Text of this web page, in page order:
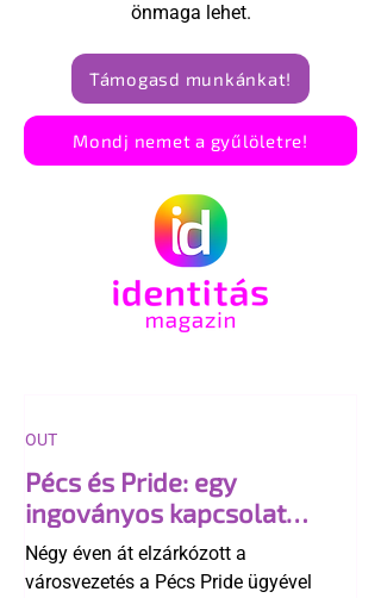
önmaga lehet.
Támogasd munkánkat!
Mondj nemet a gyűlöletre!
Pécs és Pride: egy
ingoványos kapcsolat
története
Négy éven át elzárkózott a
városvezetés a Pécs Pride ügyével
OUT